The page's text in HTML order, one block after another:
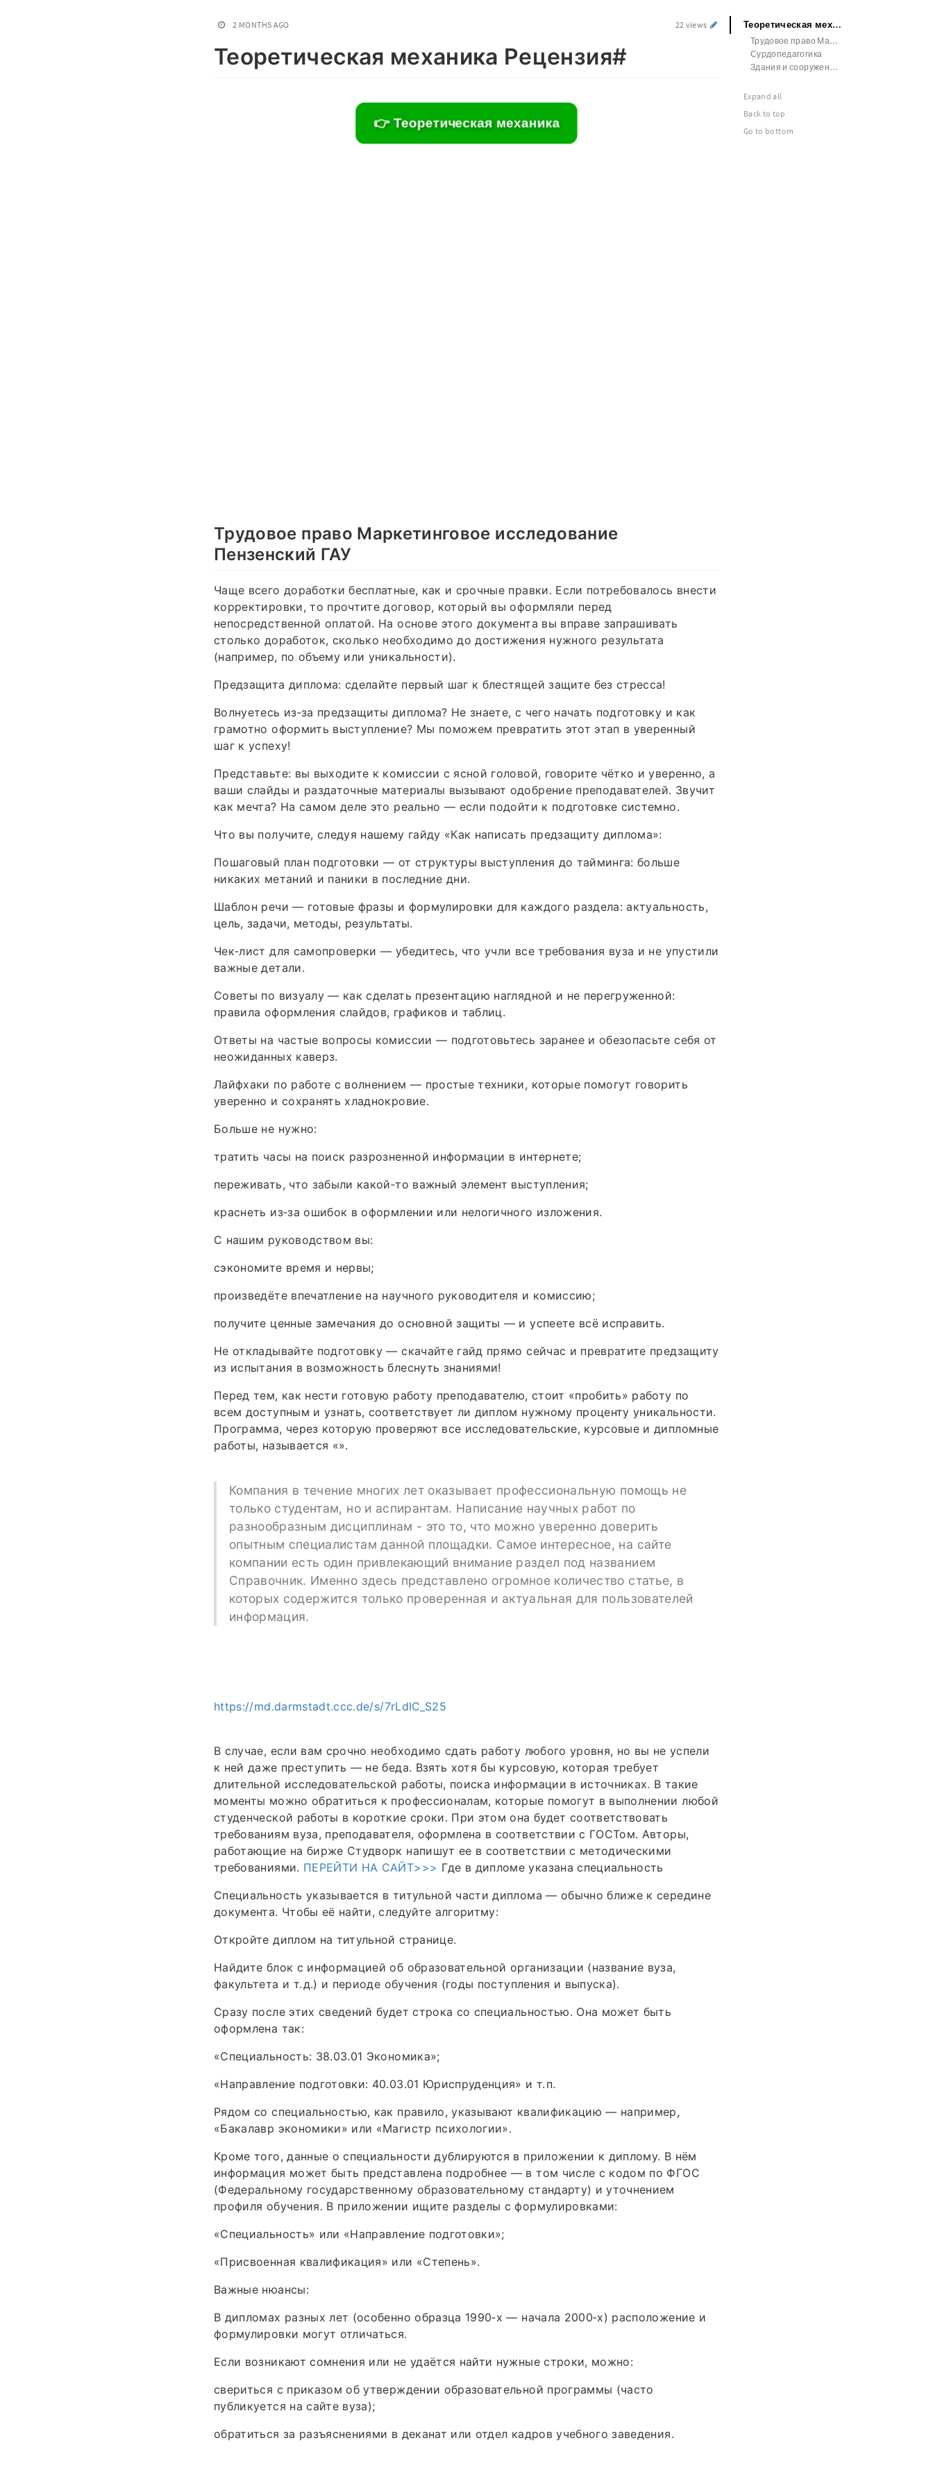
2 MONTHS AGO 22 views
Теоретическая механика Рецензия#
👉 Теоретическая механика
Трудовое право Маркетинговое исследование
Пензенский ГАУ
Чаще всего доработки бесплатные, как и срочные правки. Если потребовалось внести
корректировки, то прочтите договор, который вы оформляли перед
непосредственной оплатой. На основе этого документа вы вправе запрашивать
столько доработок, сколько необходимо до достижения нужного результата
(например, по объему или уникальности).
Предзащита диплома: сделайте первый шаг к блестящей защите без стресса!
Волнуетесь из‑за предзащиты диплома? Не знаете, с чего начать подготовку и как
грамотно оформить выступление? Мы поможем превратить этот этап в уверенный
шаг к успеху!
Представьте: вы выходите к комиссии с ясной головой, говорите чётко и уверенно, а
ваши слайды и раздаточные материалы вызывают одобрение преподавателей. Звучит
как мечта? На самом деле это реально — если подойти к подготовке системно.
Что вы получите, следуя нашему гайду «Как написать предзащиту диплома»:
Пошаговый план подготовки — от структуры выступления до тайминга: больше
никаких метаний и паники в последние дни.
Шаблон речи — готовые фразы и формулировки для каждого раздела: актуальность,
цель, задачи, методы, результаты.
Чек‑лист для самопроверки — убедитесь, что учли все требования вуза и не упустили
важные детали.
Советы по визуалу — как сделать презентацию наглядной и не перегруженной:
правила оформления слайдов, графиков и таблиц.
Ответы на частые вопросы комиссии — подготовьтесь заранее и обезопасьте себя от
неожиданных каверз.
Лайфхаки по работе с волнением — простые техники, которые помогут говорить
уверенно и сохранять хладнокровие.
Больше не нужно:
тратить часы на поиск разрозненной информации в интернете;
переживать, что забыли какой‑то важный элемент выступления;
краснеть из‑за ошибок в оформлении или нелогичного изложения.
С нашим руководством вы:
сэкономите время и нервы;
произведёте впечатление на научного руководителя и комиссию;
получите ценные замечания до основной защиты — и успеете всё исправить.
Не откладывайте подготовку — скачайте гайд прямо сейчас и превратите предзащиту
из испытания в возможность блеснуть знаниями!
Перед тем, как нести готовую работу преподавателю, стоит «пробить» работу по
всем доступным и узнать, соответствует ли диплом нужному проценту уникальности.
Программа, через которую проверяют все исследовательские, курсовые и дипломные
работы, называется «».
Компания в течение многих лет оказывает профессиональную помощь не
только студентам, но и аспирантам. Написание научных работ по
разнообразным дисциплинам - это то, что можно уверенно доверить
опытным специалистам данной площадки. Самое интересное, на сайте
компании есть один привлекающий внимание раздел под названием
Справочник. Именно здесь представлено огромное количество статье, в
которых содержится только проверенная и актуальная для пользователей
информация.
https://md.darmstadt.ccc.de/s/7rLdIC_S25
В случае, если вам срочно необходимо сдать работу любого уровня, но вы не успели
к ней даже преступить — не беда. Взять хотя бы курсовую, которая требует
длительной исследовательской работы, поиска информации в источниках. В такие
моменты можно обратиться к профессионалам, которые помогут в выполнении любой
студенческой работы в короткие сроки. При этом она будет соответствовать
требованиям вуза, преподавателя, оформлена в соответствии с ГОСТом. Авторы,
работающие на бирже Студворк напишут ее в соответствии с методическими
требованиями. ПЕРЕЙТИ НА САЙТ>>> Где в дипломе указана специальность
Специальность указывается в титульной части диплома — обычно ближе к середине
документа. Чтобы её найти, следуйте алгоритму:
Откройте диплом на титульной странице.
Найдите блок с информацией об образовательной организации (название вуза,
факультета и т. д.) и периоде обучения (годы поступления и выпуска).
Сразу после этих сведений будет строка со специальностью. Она может быть
оформлена так:
«Специальность: 38.03.01 Экономика»;
«Направление подготовки: 40.03.01 Юриспруденция» и т. п.
Рядом со специальностью, как правило, указывают квалификацию — например,
«Бакалавр экономики» или «Магистр психологии».
Кроме того, данные о специальности дублируются в приложении к диплому. В нём
информация может быть представлена подробнее — в том числе с кодом по ФГОС
(Федеральному государственному образовательному стандарту) и уточнением
профиля обучения. В приложении ищите разделы с формулировками:
«Специальность» или «Направление подготовки»;
«Присвоенная квалификация» или «Степень».
Важные нюансы:
В дипломах разных лет (особенно образца 1990‑х — начала 2000‑х) расположение и
формулировки могут отличаться.
Если возникают сомнения или не удаётся найти нужные строки, можно:
свериться с приказом об утверждении образовательной программы (часто
публикуется на сайте вуза);
обратиться за разъяснениями в деканат или отдел кадров учебного заведения.
Теоретическая механика Рецензия#
Трудовое право Маркетинговое исследование Пензенский ГАУ
Сурдопедагогика
Здания и сооружения Рецензия
Expand all
Back to top
Go to bottom